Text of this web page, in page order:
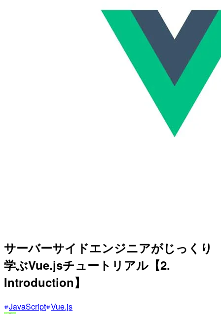
サーバーサイドエンジニアがじっくり
学ぶVue.jsチュートリアル【2.
Introduction】
JavaScript Vue.js